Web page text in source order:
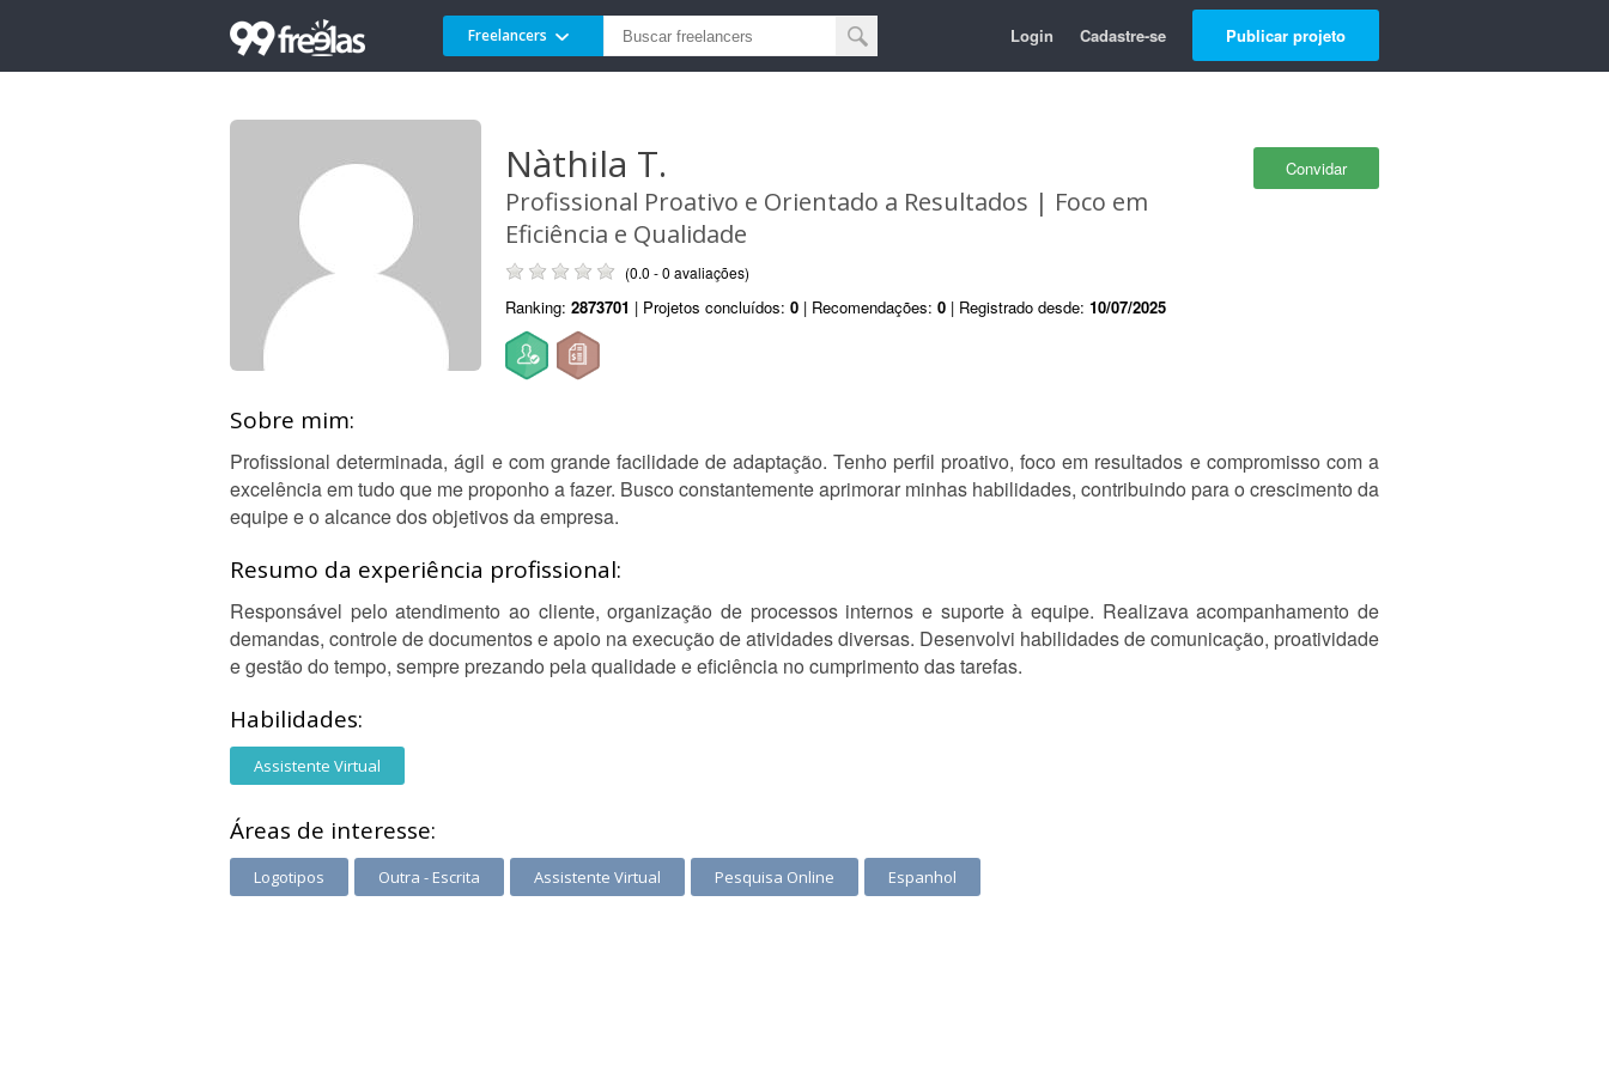
Freelancers Login Cadastre-se Publicar projeto
Convidar
Nàthila T.
Profissional Proativo e Orientado a Resultados | Foco em
Eficiência e Qualidade
(0.0 - 0 avaliações)
Ranking: 2873701 | Projetos concluídos: 0 | Recomendações: 0 | Registrado desde: 10/07/2025
Sobre mim:
Profissional determinada, ágil e com grande facilidade de adaptação. Tenho perfil proativo, foco em resultados e compromisso com a
excelência em tudo que me proponho a fazer. Busco constantemente aprimorar minhas habilidades, contribuindo para o crescimento da
equipe e o alcance dos objetivos da empresa.
Resumo da experiência profissional:
Responsável pelo atendimento ao cliente, organização de processos internos e suporte à equipe. Realizava acompanhamento de
demandas, controle de documentos e apoio na execução de atividades diversas. Desenvolvi habilidades de comunicação, proatividade
e gestão do tempo, sempre prezando pela qualidade e eficiência no cumprimento das tarefas.
Habilidades:
Assistente Virtual
Áreas de interesse:
Logotipos Outra - Escrita Assistente Virtual Pesquisa Online Espanhol